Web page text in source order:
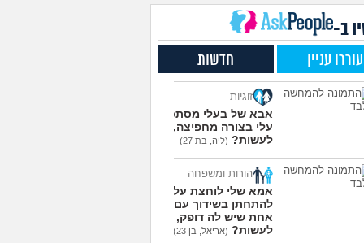
שלי תקוע אצלי בגלל
מה לעשות איתו?
(אנונימי, בן 15)
4
או לא לסבית ומה
עם זה?
בת 18)
את מתמודדים עם זה
עצות
עוד שאלות חדשות במדור
ב-
עוררו עניין חדשות
זוגיות
אבא של בעלי מסתכל
עלי בצורה מחפיצה, מה
לעשות? (ליה, בת 27)
הורות ומשפחה
אמא שלי לוחצת עליי
להתחתן בשידוך עם כל
אחת שיש לה דופק, מה
לעשות? (אריאל, בן 23)